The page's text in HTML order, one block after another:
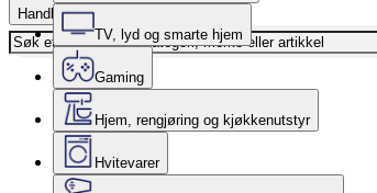
Handlekurv
TV, lyd og smarte hjem
Gaming
Hjem, rengjøring og kjøkkenutstyr
Hvitevarer